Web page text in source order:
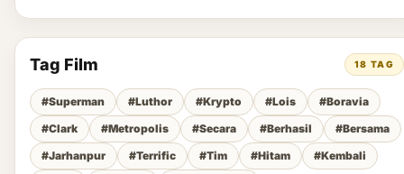
Tag Film 18 TAG
#Superman #Luthor #Krypto #Lois
#Boravia
#Clark
#Metropolis #Secara #Berhasil
#Bersama
#Jarhanpur
#Terrific #Tim #Hitam
#Kembali